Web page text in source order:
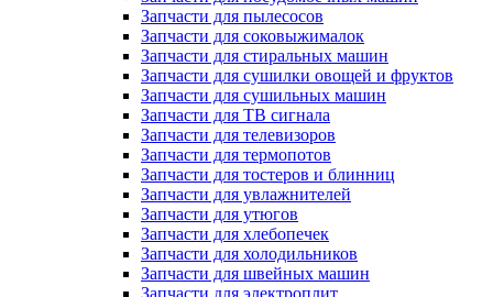
Запчасти для пылесосов
Запчасти для соковыжималок
Запчасти для стиральных машин
Запчасти для сушилки овощей и фруктов
Запчасти для сушильных машин
Запчасти для ТВ сигнала
Запчасти для телевизоров
Запчасти для термопотов
Запчасти для тостеров и блинниц
Запчасти для увлажнителей
Запчасти для утюгов
Запчасти для хлебопечек
Запчасти для холодильников
Запчасти для швейных машин
Запчасти для электроплит